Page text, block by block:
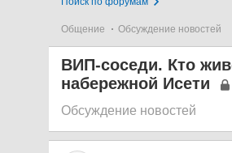
Общение Обсуждение новостей
ВИП-соседи. Кто
набережной Исети
Обсуждение новостей